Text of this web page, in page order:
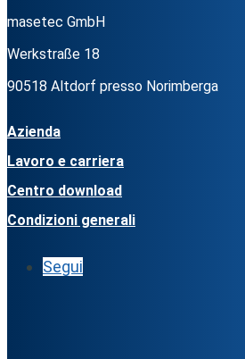
masetec GmbH
Werkstraße 18
90518 Altdorf presso Norimberga
Azienda
Lavoro e carriera
Centro download
Condizioni generali
Segui